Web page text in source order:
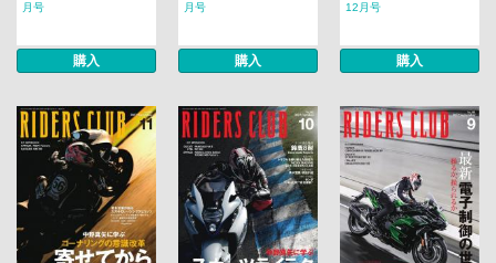
月号
購入
月号
購入
12月号
購入